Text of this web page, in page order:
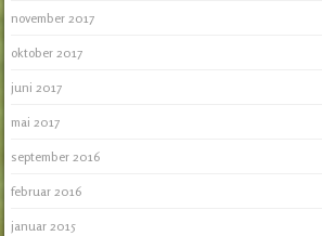
november 2017
oktober 2017
juni 2017
mai 2017
september 2016
februar 2016
januar 2015